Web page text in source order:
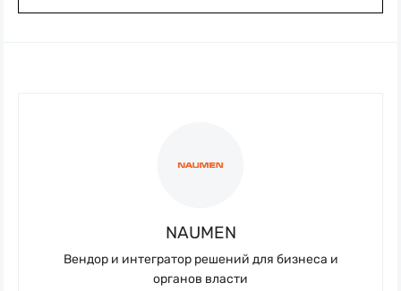
NAUMEN
Вендор и интегратор решений для бизнеса и
органов власти